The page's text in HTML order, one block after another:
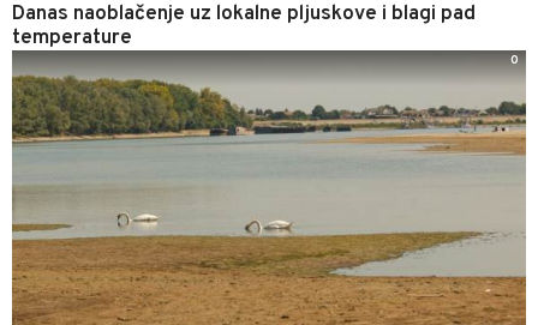
Danas naoblačenje uz lokalne pljuskove i blagi pad
temperature
0